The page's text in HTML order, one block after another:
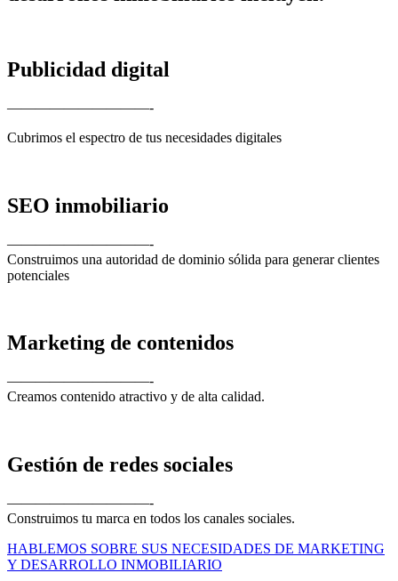
Publicidad digital
——————————-
Cubrimos el espectro de tus necesidades digitales
SEO inmobiliario
——————————-
Construimos una autoridad de dominio sólida para generar clientes
potenciales
Marketing de contenidos
——————————-
Creamos contenido atractivo y de alta calidad.
Gestión de redes sociales
——————————-
Construimos tu marca en todos los canales sociales.
HABLEMOS SOBRE SUS NECESIDADES DE MARKETING
Y DESARROLLO INMOBILIARIO